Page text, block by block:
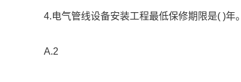
4.电气管线设备安装工程最低保修期限是( )年。
A.2